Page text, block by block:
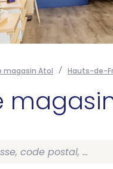
magasin Atol Hauts-de-